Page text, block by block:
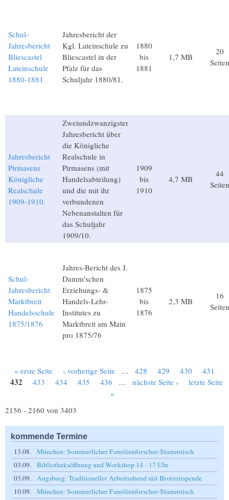
Schul-
Jahresbericht
Bliescastel
Lateinschule
1880-1881
Jahresbericht der
Kgl. Lateinschule zu
Bliescastel in der
Pfalz für das
Schuljahr 1880/81.
1880
bis
1881
1,7 MB
20
Seiten
Jahresbericht
Pirmasens
Königliche
Realschule
1909-1910.
Zweiundzwanzigster
Jahresbericht über
die Königliche
Realschule in
Pirmasens (mit
Handelsabteilung)
und die mit ihr
verbundenen
Nebenanstalten für
das Schuljahr
1909/10.
1909
bis
1910
4,7 MB
44
Seiten
Schul-
Jahresbericht
Marktbreit
Handelsschule
1875/1876
Jahres-Bericht des J.
Damm'schen
Erziehungs- &
Handels-Lehr-
Institutes zu
Marktbreit am Main
pro 1875/76
1875
bis
1876
2,3 MB
16
Seiten
Seiten
« erste Seite ‹ vorherige Seite … 428 429 430 431
432 433 434 435 436 … nächste Seite ›
letzte Seite
»
2156 - 2160 von 3403
kommende Termine
13.08.
München: Sommerlicher Familienforscher-Stammtisch
03.09.
Bibliotheksöffnung und Workshop 14 - 17 Uhr
03.09.
Augsburg: Traditioneller Arbeitsabend mit Brotzeitspende
10.09.
München: Sommerlicher Familienforscher-Stammtisch